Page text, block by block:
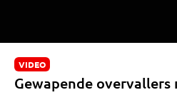
VIDEO
Gewapende overvallers